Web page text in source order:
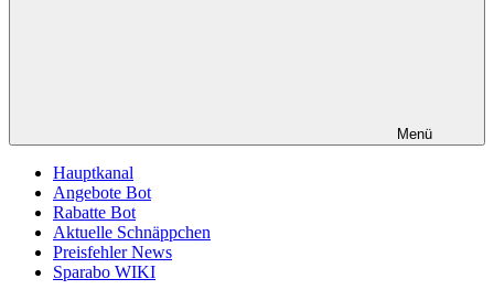
Menü
Hauptkanal
Angebote Bot
Rabatte Bot
Aktuelle Schnäppchen
Preisfehler News
Sparabo WIKI